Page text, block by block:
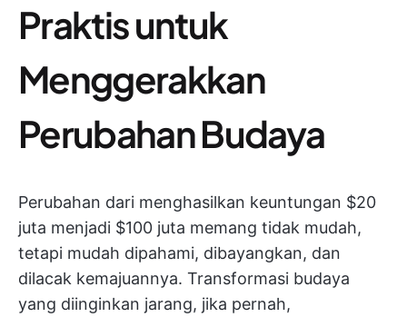
Praktis untuk
Menggerakkan
Perubahan Budaya
Perubahan dari menghasilkan keuntungan $20
juta menjadi $100 juta memang tidak mudah,
tetapi mudah dipahami, dibayangkan, dan
dilacak kemajuannya. Transformasi budaya
yang diinginkan jarang, jika pernah,